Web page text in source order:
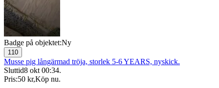
Badge på objektet:Ny
110
Musse pig långärmad tröja, storlek 5-6 YEARS, nyskick.
Sluttid8 okt 00:34.
Pris:50 kr,Köp nu.